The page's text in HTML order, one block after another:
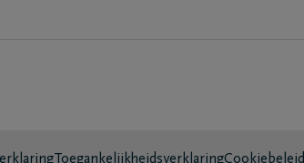
ToegankelijkheidsverklaringCookiebeleid